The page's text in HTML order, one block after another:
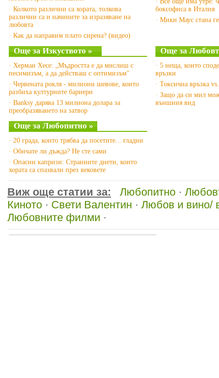
· Колкото различни са хората, толкова
различни са и начините за изразяване на
любовта
· Как да направим плато сирена? (видео)
боксофиса в Италия
· Мики Маус стана
Още за Изкуството »
· Херман Хесе: „Мъдростта е да мислиш с
песимизъм, а да действаш с оптимизъм"
· Червената рокля - милиони шевове, които
разбиха културните бариери
· Banksy дарява 13 милиона долара за
преобразяването на затвор
Още за
· 5 неща, които
връзки
· Токсична връзка
· Защо да си мил
външния вид
Още за Любопитно »
· 20 града, които трябва да посетите... гладни
· Обичате ли дъжда? Не сте сами
· Опасни капризи: Странните диети, които
хората са спазвали през вековете
Виж още статии за: Любопитно ·
Киното · Свети Валентин · Любов и вино/
Любовните филми ·